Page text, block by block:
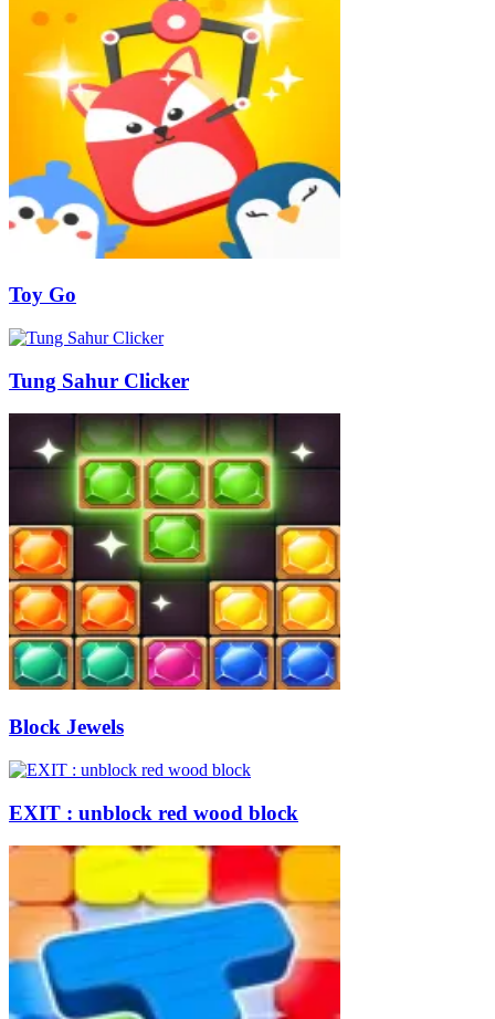
Toy Go
Tung Sahur Clicker
Block Jewels
EXIT : unblock red wood block